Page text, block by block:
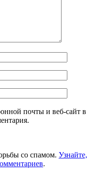
почты и веб-сайт в
со спамом. Узнайте,
.